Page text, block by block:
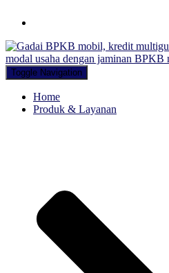
Toggle Navigation
Home
Produk & Layanan